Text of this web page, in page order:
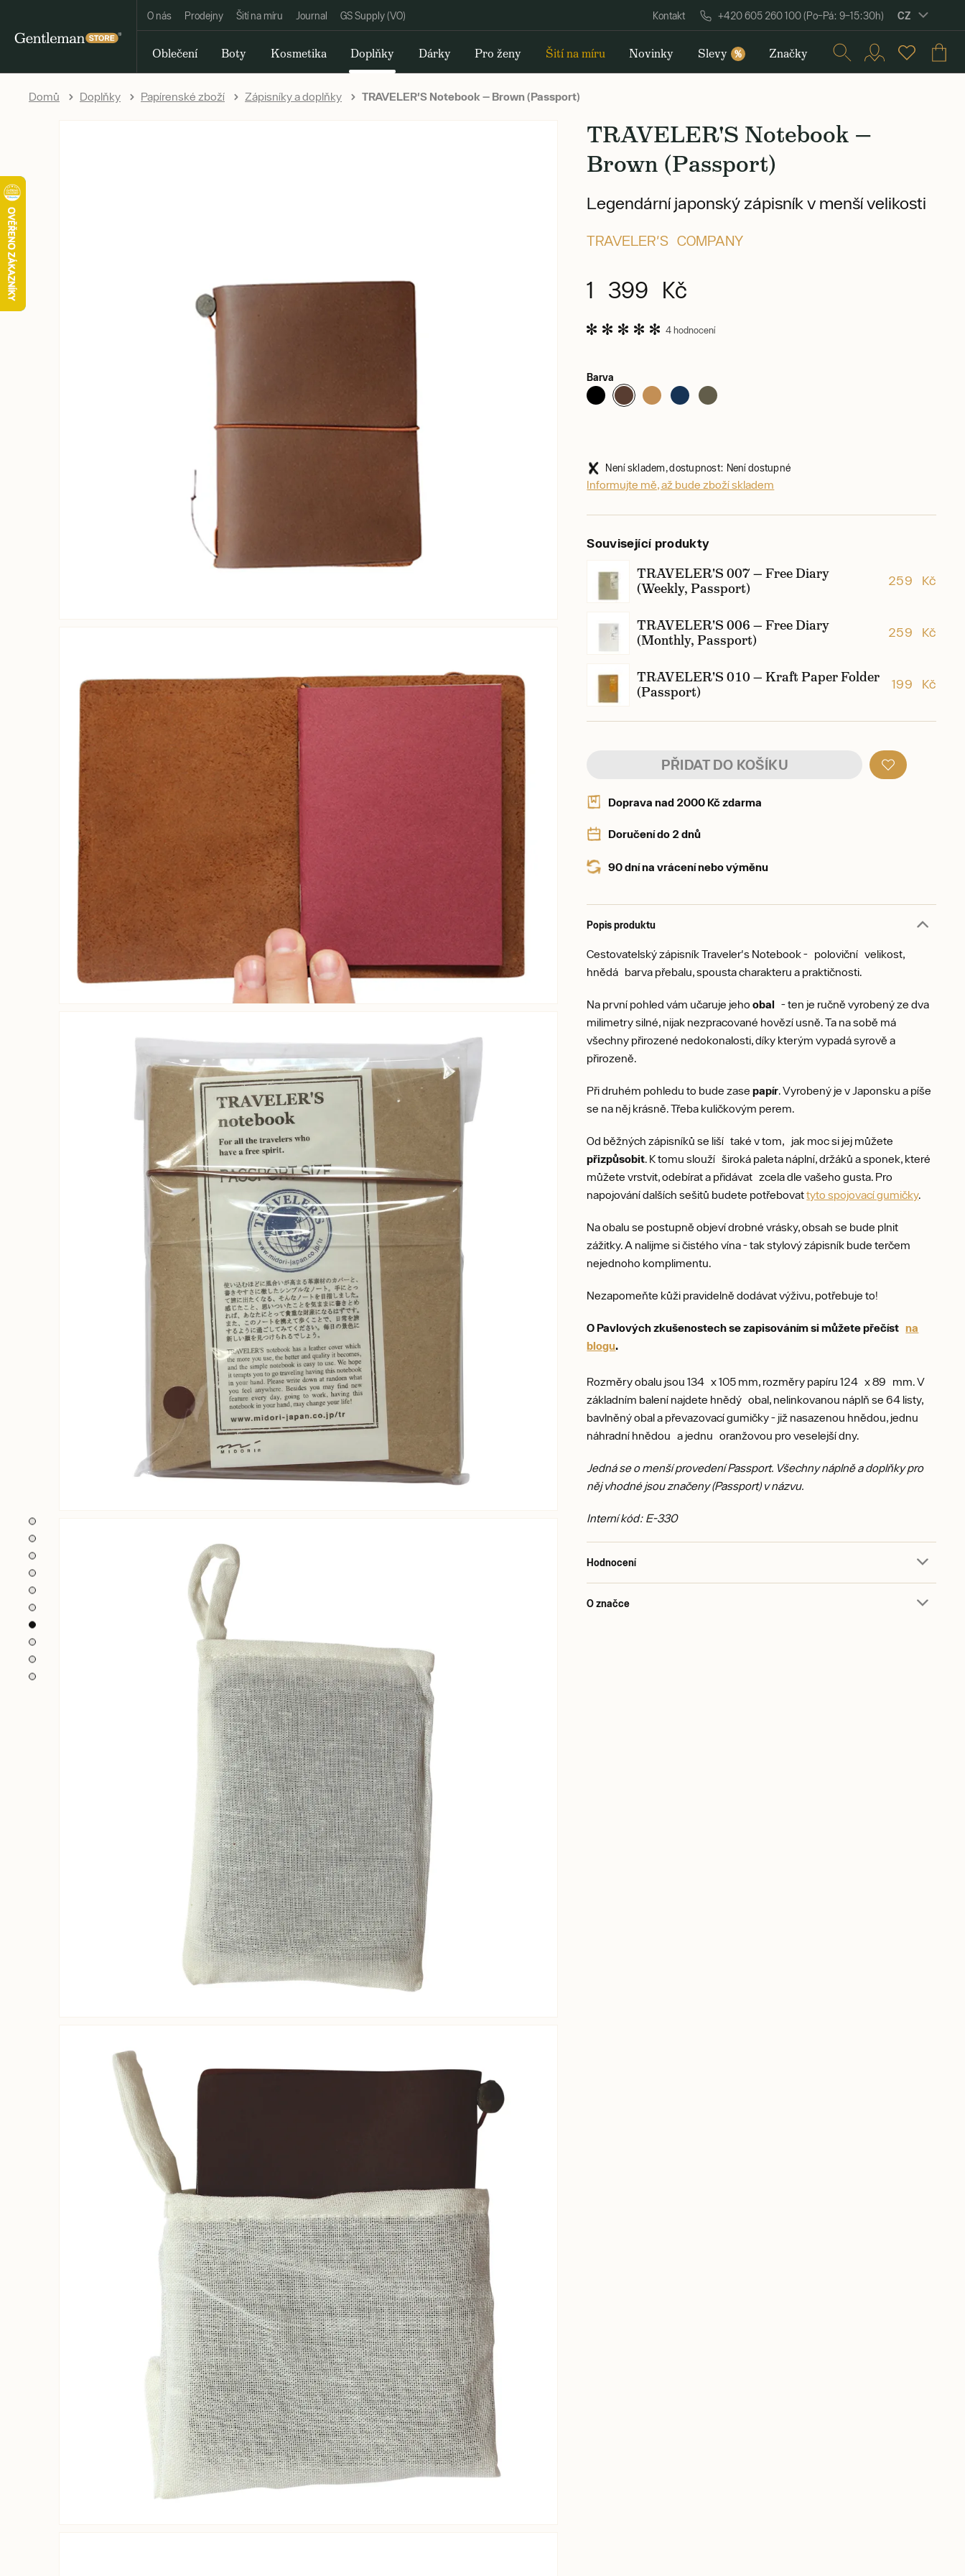
O nás Prodejny Šití na míru Journal GS Supply (VO) Kontakt +420 605 260 100 (Po–Pá: 9–15:30h) CZ
Oblečení Boty Kosmetika Doplňky Dárky Pro ženy Šití na míru Novinky Slevy % Značky
Domů Doplňky Papírenské zboží Zápisníky a doplňky TRAVELER'S Notebook — Brown (Passport)
TRAVELER'S Notebook —
Brown (Passport)
Legendární japonský zápisník v menší velikosti
TRAVELER'S COMPANY
1 399 Kč
4 hodnocení
Barva
Není skladem, dostupnost: Není dostupné
Informujte mě, až bude zboží skladem
Související produkty
TRAVELER'S 007 — Free Diary
(Weekly, Passport)
259 Kč
TRAVELER'S 006 — Free Diary
(Monthly, Passport)
259 Kč
TRAVELER'S 010 — Kraft Paper Folder
(Passport)
199 Kč
PŘIDAT DO KOŠÍKU
Doprava nad 2000 Kč zdarma
Doručení do 2 dnů
90 dní na vrácení nebo výměnu
Popis produktu
Cestovatelský zápisník Traveler's Notebook - poloviční velikost,
hnědá barva přebalu, spousta charakteru a praktičnosti.
Na první pohled vám učaruje jehoobal - ten je ručně vyrobený ze dva
milimetry silné, nijak nezpracované hovězí usně. Ta na sobě má
všechny přirozené nedokonalosti, díky kterým vypadá syrově a
přirozeně.
Při druhém pohledu to bude zasepapír . Vyrobený je v Japonsku a píše
se na něj krásně. Třeba kuličkovým perem.
Od běžných zápisníků se liší také v tom, jak moc si jej můžete
přizpůsobit . K tomu slouží široká paleta náplní, držáků a sponek, které
můžete vrstvit, odebírat a přidávat zcela dle vašeho gusta. Pro
napojování dalších sešitů budete potřebovattyto spojovací gumičky.
Na obalu se postupně objeví drobné vrásky, obsah se bude plnit
zážitky. A nalijme si čistého vína - tak stylový zápisník bude terčem
nejednoho komplimentu.
Nezapomeňte kůži pravidelně dodávat výživu, potřebuje to!
O Pavlových zkušenostech se zapisováním si můžete přečístna
blogu.
Rozměry obalu jsou 134 x 105 mm, rozměry papíru 124 x 89 mm. V
základním balení najdete hnědý obal, nelinkovanou náplň se 64 listy,
bavlněný obal a převazovací gumičky - již nasazenou hnědou, jednu
náhradní hnědou a jednu oranžovou pro veselejší dny.
Jedná se o menší provedení Passport. Všechny náplně a doplňky pro
něj vhodné jsou značeny (Passport) v názvu.
Interní kód: E-330
Hodnocení
O značce